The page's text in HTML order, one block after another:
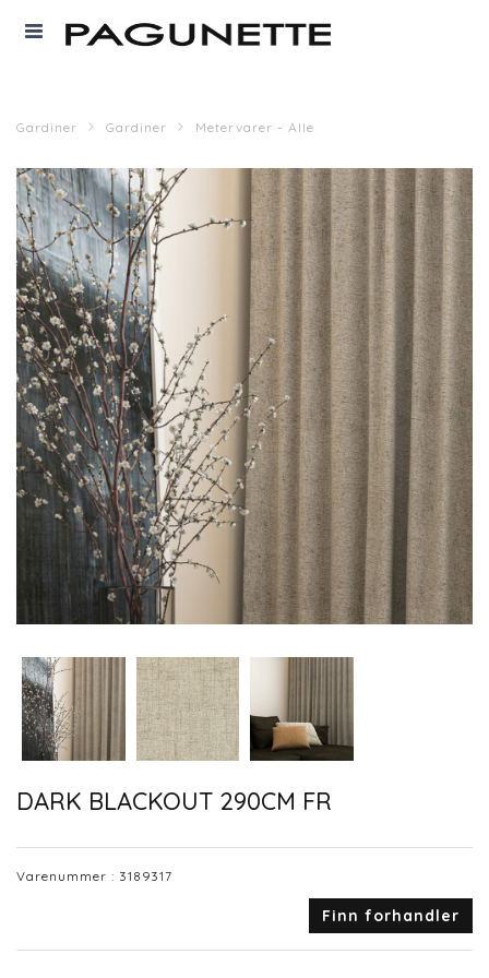
Gardiner Gardiner Metervarer - Alle
DARK BLACKOUT 290CM FR
Varenummer : 3189317
Finn forhandler